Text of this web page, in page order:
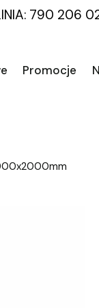
790 206
Promocje